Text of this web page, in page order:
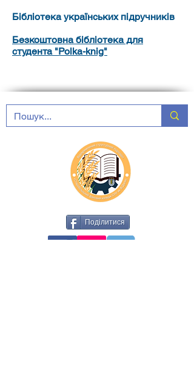
Бібліотека українських підручників
Безкоштовна бібліотека для
студента "Polka-knig"
Поділитися